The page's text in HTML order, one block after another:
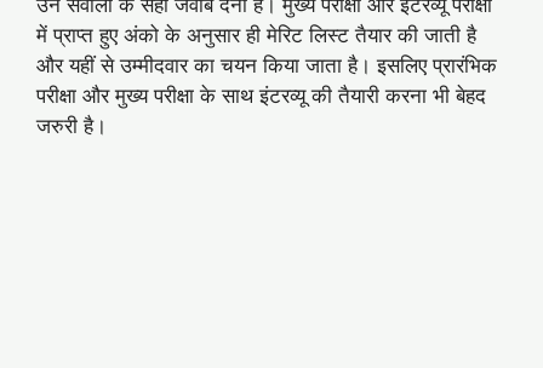
उन सवालो के सही जवाब देना है। मुख्य परीक्षा और इंटरव्यू परीक्षा
में प्राप्त हुए अंको के अनुसार ही मेरिट लिस्ट तैयार की जाती है
और यहीं से उम्मीदवार का चयन किया जाता है। इसलिए प्रारंभिक
परीक्षा और मुख्य परीक्षा के साथ इंटरव्यू की तैयारी करना भी बेहद
जरुरी है।